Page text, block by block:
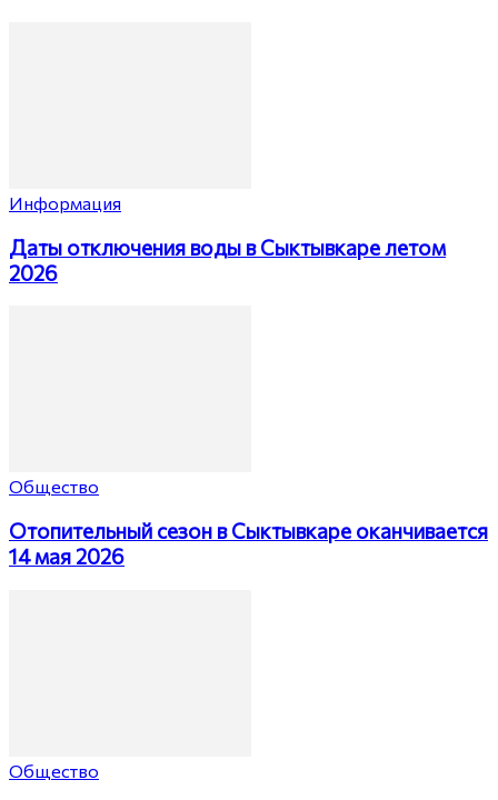
Информация
Даты отключения воды в Сыктывкаре летом
2026
Общество
Отопительный сезон в Сыктывкаре оканчивается
14 мая 2026
Общество